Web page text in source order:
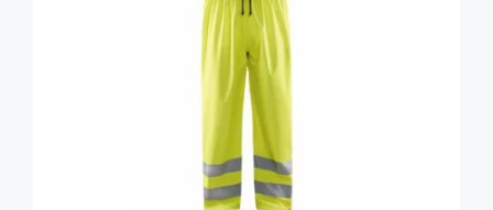
103,35 €